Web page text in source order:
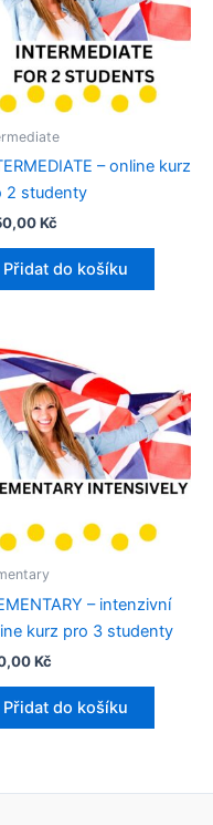
– online kurz
2 studenty
Kč
Přidat do košíku
– intenzivní
kurz pro 3 studenty​
Kč
Přidat do košíku